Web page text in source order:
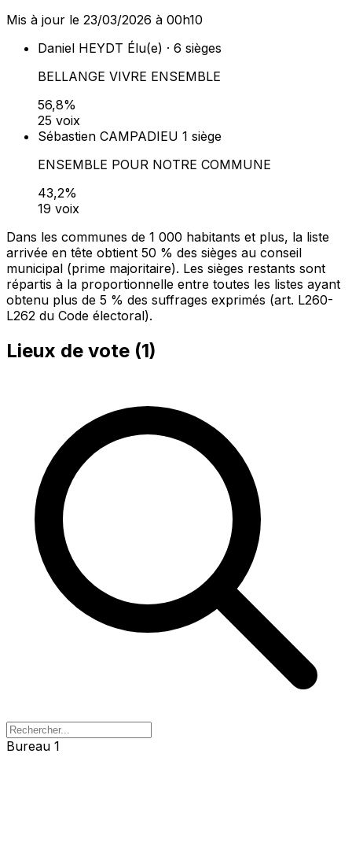
Mis à jour le 23/03/2026 à 00h10
Daniel HEYDT Élu(e) · 6 sièges
BELLANGE VIVRE ENSEMBLE
56,8%
25 voix
Sébastien CAMPADIEU 1 siège
ENSEMBLE POUR NOTRE COMMUNE
43,2%
19 voix
Dans les communes de 1 000 habitants et plus, la liste
arrivée en tête obtient 50 % des sièges au conseil
municipal (prime majoritaire). Les sièges restants sont
répartis à la proportionnelle entre toutes les listes ayant
obtenu plus de 5 % des suffrages exprimés (art. L260-
L262 du Code électoral).
Lieux de vote (1)
Bureau 1